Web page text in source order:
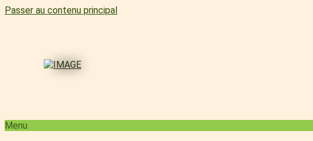
Passer au contenu principal
Menu